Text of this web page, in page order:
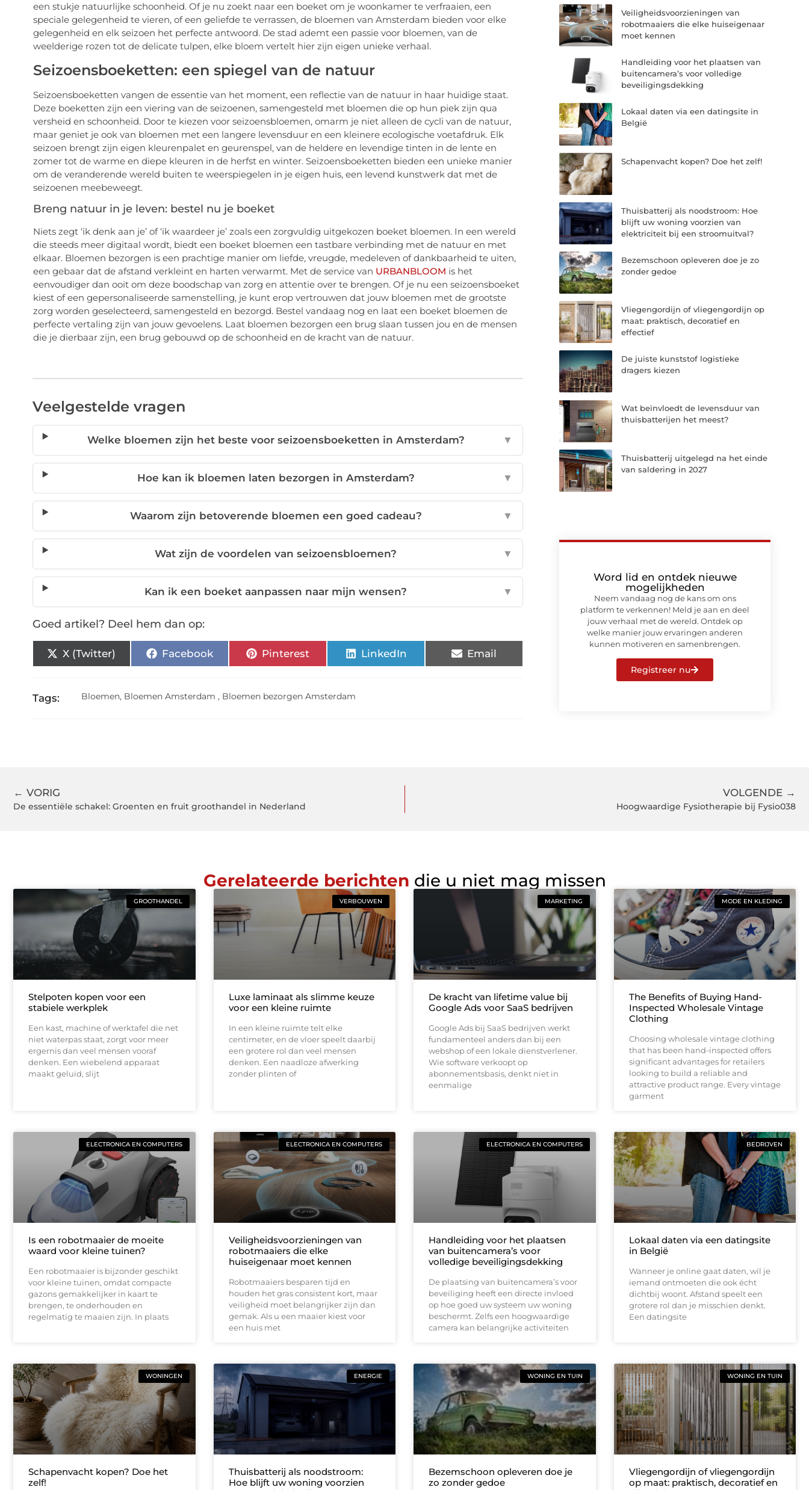
een stukje natuurlijke schoonheid. Of je nu zoekt naar een boeket om je woonkamer te verfraaien, een
speciale gelegenheid te vieren, of een geliefde te verrassen, de bloemen van Amsterdam bieden voor elke
gelegenheid en elk seizoen het perfecte antwoord. De stad ademt een passie voor bloemen, van de
weelderige rozen tot de delicate tulpen, elke bloem vertelt hier zijn eigen unieke verhaal.
Seizoensboeketten: een spiegel van de natuur
Seizoensboeketten vangen de essentie van het moment, een reflectie van de natuur in haar huidige staat.
Deze boeketten zijn een viering van de seizoenen, samengesteld met bloemen die op hun piek zijn qua
versheid en schoonheid. Door te kiezen voor seizoensbloemen, omarm je niet alleen de cycli van de natuur,
maar geniet je ook van bloemen met een langere levensduur en een kleinere ecologische voetafdruk. Elk
seizoen brengt zijn eigen kleurenpalet en geurenspel, van de heldere en levendige tinten in de lente en
zomer tot de warme en diepe kleuren in de herfst en winter. Seizoensboeketten bieden een unieke manier
om de veranderende wereld buiten te weerspiegelen in je eigen huis, een levend kunstwerk dat met de
seizoenen meebeweegt.
Breng natuur in je leven: bestel nu je boeket
Niets zegt ‘ik denk aan je’ of ‘ik waardeer je’ zoals een zorgvuldig uitgekozen boeket bloemen. In een wereld
die steeds meer digitaal wordt, biedt een boeket bloemen een tastbare verbinding met de natuur en met
elkaar. Bloemen bezorgen is een prachtige manier om liefde, vreugde, medeleven of dankbaarheid te uiten,
een gebaar dat de afstand verkleint en harten verwarmt. Met de service van URBANBLOOM is het
eenvoudiger dan ooit om deze boodschap van zorg en attentie over te brengen. Of je nu een seizoensboeket
kiest of een gepersonaliseerde samenstelling, je kunt erop vertrouwen dat jouw bloemen met de grootste
zorg worden geselecteerd, samengesteld en bezorgd. Bestel vandaag nog en laat een boeket bloemen de
perfecte vertaling zijn van jouw gevoelens. Laat bloemen bezorgen een brug slaan tussen jou en de mensen
die je dierbaar zijn, een brug gebouwd op de schoonheid en de kracht van de natuur.
Veelgestelde vragen
Welke bloemen zijn het beste voor seizoensboeketten in Amsterdam? ▼
Hoe kan ik bloemen laten bezorgen in Amsterdam? ▼
Waarom zijn betoverende bloemen een goed cadeau? ▼
Wat zijn de voordelen van seizoensbloemen? ▼
Kan ik een boeket aanpassen naar mijn wensen? ▼
Goed artikel? Deel hem dan op:
X (Twitter) Facebook Pinterest LinkedIn Email
Tags: Bloemen, Bloemen Amsterdam , Bloemen bezorgen Amsterdam
Veiligheidsvoorzieningen van
robotmaaiers die elke huiseigenaar
moet kennen
Handleiding voor het plaatsen van
buitencamera’s voor volledige
beveiligingsdekking
Lokaal daten via een datingsite in
België
Schapenvacht kopen? Doe het zelf!
Thuisbatterij als noodstroom: Hoe
blijft uw woning voorzien van
elektriciteit bij een stroomuitval?
Bezemschoon opleveren doe je zo
zonder gedoe
Vliegengordijn of vliegengordijn op
maat: praktisch, decoratief en
effectief
De juiste kunststof logistieke
dragers kiezen
Wat beïnvloedt de levensduur van
thuisbatterijen het meest?
Thuisbatterij uitgelegd na het einde
van saldering in 2027
Word lid en ontdek nieuwe
mogelijkheden
Neem vandaag nog de kans om ons
platform te verkennen! Meld je aan en deel
jouw verhaal met de wereld. Ontdek op
welke manier jouw ervaringen anderen
kunnen motiveren en samenbrengen.
Registreer nu
← VORIG
De essentiële schakel: Groenten en fruit groothandel in Nederland
VOLGENDE →
Hoogwaardige Fysiotherapie bij Fysio038
Gerelateerde berichten die u niet mag missen
GROOTHANDEL
Stelpoten kopen voor een
stabiele werkplek
Een kast, machine of werktafel die net
niet waterpas staat, zorgt voor meer
ergernis dan veel mensen vooraf
denken. Een wiebelend apparaat
maakt geluid, slijt
VERBOUWEN
Luxe laminaat als slimme keuze
voor een kleine ruimte
In een kleine ruimte telt elke
centimeter, en de vloer speelt daarbij
een grotere rol dan veel mensen
denken. Een naadloze afwerking
zonder plinten of
MARKETING
De kracht van lifetime value bij
Google Ads voor SaaS bedrijven
Google Ads bij SaaS bedrijven werkt
fundamenteel anders dan bij een
webshop of een lokale dienstverlener.
Wie software verkoopt op
abonnementsbasis, denkt niet in
eenmalige
MODE EN KLEDING
The Benefits of Buying Hand-
Inspected Wholesale Vintage
Clothing
Choosing wholesale vintage clothing
that has been hand-inspected offers
significant advantages for retailers
looking to build a reliable and
attractive product range. Every vintage
garment
ELECTRONICA EN COMPUTERS
Is een robotmaaier de moeite
waard voor kleine tuinen?
Een robotmaaier is bijzonder geschikt
voor kleine tuinen, omdat compacte
gazons gemakkelijker in kaart te
brengen, te onderhouden en
regelmatig te maaien zijn. In plaats
ELECTRONICA EN COMPUTERS
Veiligheidsvoorzieningen van
robotmaaiers die elke
huiseigenaar moet kennen
Robotmaaiers besparen tijd en
houden het gras consistent kort, maar
veiligheid moet belangrijker zijn dan
gemak. Als u een maaier kiest voor
een huis met
ELECTRONICA EN COMPUTERS
Handleiding voor het plaatsen
van buitencamera’s voor
volledige beveiligingsdekking
De plaatsing van buitencamera’s voor
beveiliging heeft een directe invloed
op hoe goed uw systeem uw woning
beschermt. Zelfs een hoogwaardige
camera kan belangrijke activiteiten
BEDRIJVEN
Lokaal daten via een datingsite
in België
Wanneer je online gaat daten, wil je
iemand ontmoeten die ook écht
dichtbij woont. Afstand speelt een
grotere rol dan je misschien denkt.
Een datingsite
WONINGEN
Schapenvacht kopen? Doe het
zelf!
ENERGIE
Thuisbatterij als noodstroom:
Hoe blijft uw woning voorzien
WONING EN TUIN
Bezemschoon opleveren doe je
zo zonder gedoe
WONING EN TUIN
Vliegengordijn of vliegengordijn
op maat: praktisch, decoratief en